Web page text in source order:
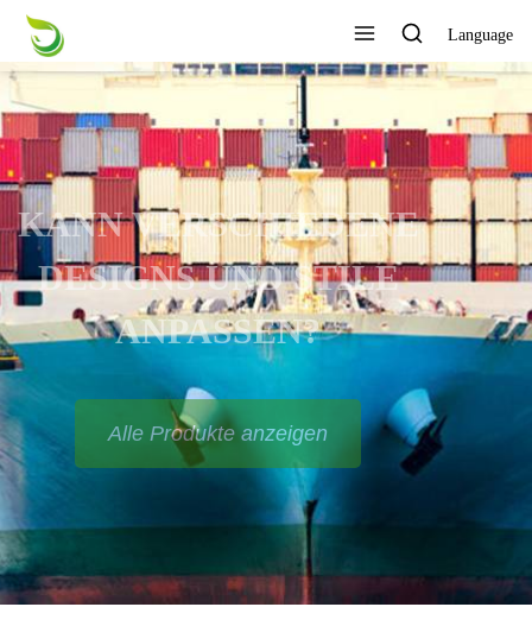
Language
KANN VERSCHIEDENE
DESIGNS UND STILE
ANPASSEN?
Alle Produkte anzeigen